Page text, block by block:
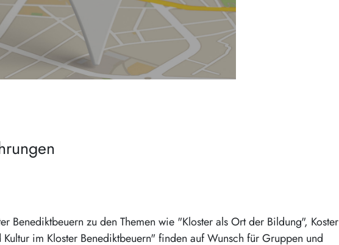
Benediktbeuern zu den Themen wie "Kloster als Ort der Bildung", Koster
im Kloster Benediktbeuern" finden auf Wunsch für Gruppen und